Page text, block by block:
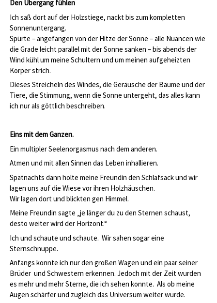
Den Übergang fühlen
Ich saß dort auf der Holzstiege, nackt bis zum kompletten
Sonnenuntergang.
Spürte – angefangen von der Hitze der Sonne – alle Nuancen wie
die Grade leicht parallel mit der Sonne sanken – bis abends der
Wind kühl um meine Schultern und um meinen aufgeheizten
Körper strich.
Dieses Streicheln des Windes, die Geräusche der Bäume und der
Tiere, die Stimmung, wenn die Sonne untergeht, das alles kann
ich nur als göttlich beschreiben.
Eins mit dem Ganzen.
Ein multipler Seelenorgasmus nach dem anderen.
Atmen und mit allen Sinnen das Leben inhallieren.
Spätnachts dann holte meine Freundin den Schlafsack und wir
lagen uns auf die Wiese vor ihren Holzhäuschen.
Wir lagen dort und blickten gen Himmel.
Meine Freundin sagte „je länger du zu den Sternen schaust,
desto weiter wird der Horizont.“
Ich und schaute und schaute. Wir sahen sogar eine
Sternschnuppe.
Anfangs konnte ich nur den großen Wagen und ein paar seiner
Brüder und Schwestern erkennen. Jedoch mit der Zeit wurden
es mehr und mehr Sterne, die ich sehen konnte. Als ob meine
Augen schärfer und zugleich das Universum weiter wurde.